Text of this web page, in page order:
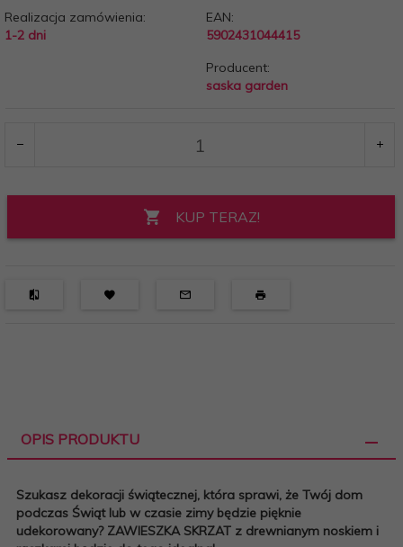
Realizacja zamówienia:
1-2 dni
EAN:
5902431044415
Producent:
saska garden
KUP TERAZ!
OPIS PRODUKTU
Szukasz dekoracji świątecznej, która sprawi, że Twój dom
podczas Świąt lub w czasie zimy będzie pięknie
udekorowany? ZAWIESZKA SKRZAT z drewnianym noskiem i